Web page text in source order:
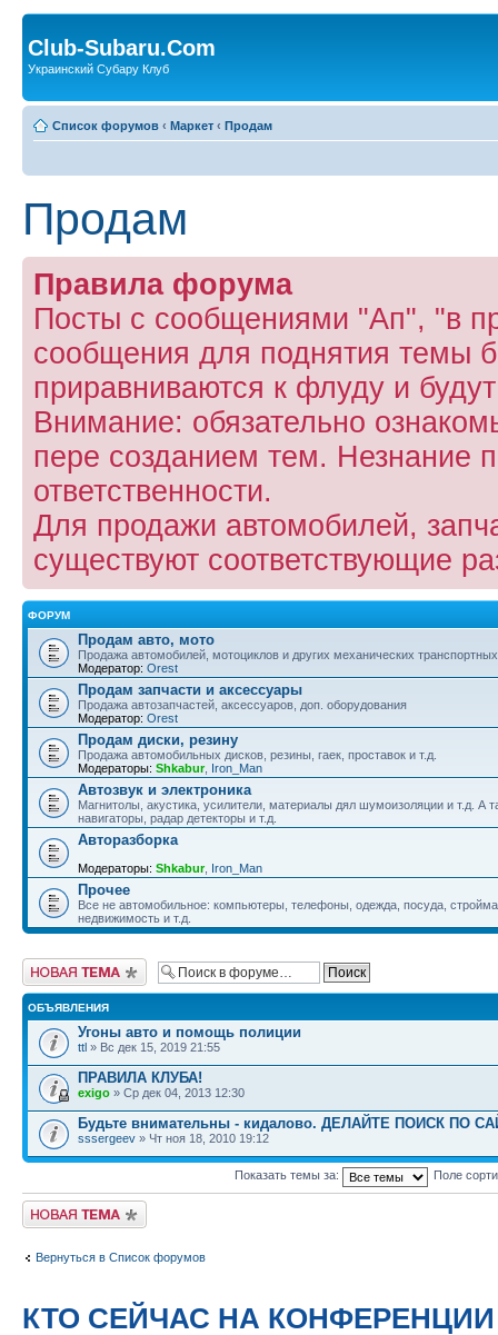
Club-Subaru.Com
Украинский Субару Клуб
Список форумов ‹ Маркет ‹ Продам
Продам
Правила форума
Посты с сообщениями "Ап", "в
сообщения для поднятия темы
приравниваются к флуду и
Внимание: обязательно
пере созданием тем. Незнание
ответственности.
Для продажи автомобилей,
существуют соответствующие
ФОРУМ
Продам авто, мото
Продажа автомобилей, мотоциклов и других механических
Модератор: Orest
Продам запчасти и аксессуары
Продажа автозапчастей, аксессуаров, доп. оборудования
Модератор: Orest
Продам диски, резину
Продажа автомобильных дисков, резины, гаек, проставок и т.д.
Модераторы: Shkabur, Iron_Man
Автозвук и электроника
Магнитолы, акустика, усилители, материалы дял шумоизоляции и т.д. А
навигаторы, радар детекторы и т.д.
Авторазборка
Модераторы: Shkabur, Iron_Man
Прочее
Все не автомобильное: компьютеры, телефоны, одежда, посуда,
недвижимость и т.д.
Новая тема
ОБЪЯВЛЕНИЯ
Угоны авто и помощь полиции
ttl » Вс дек 15, 2019 21:55
ПРАВИЛА КЛУБА!
exigo » Ср дек 04, 2013 12:30
Будьте внимательны - кидалово. ДЕЛАЙТЕ ПОИСК ПО
sssergeev » Чт ноя 18, 2010 19:12
Показать темы за: Поле
Новая тема
Вернуться в Список форумов
КТО СЕЙЧАС НА КОНФЕРЕНЦИИ